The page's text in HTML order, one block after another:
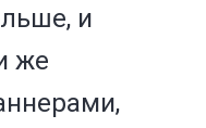
и
же